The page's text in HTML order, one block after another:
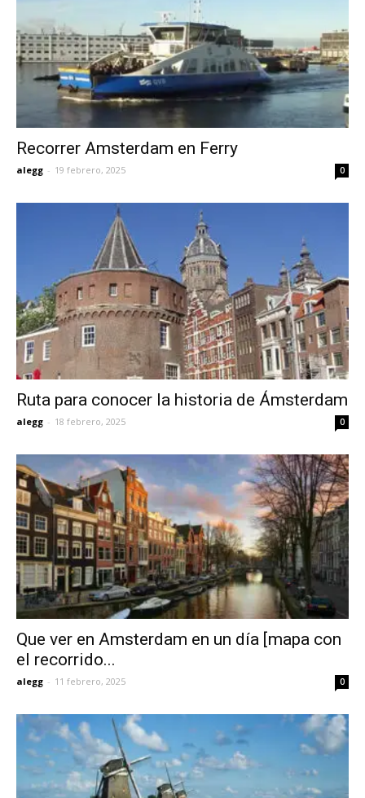
Recorrer Amsterdam en Ferry
alegg - 19 febrero, 2025 0
Ruta para conocer la historia de Ámsterdam
alegg - 18 febrero, 2025 0
Que ver en Amsterdam en un día [mapa con
el recorrido...
alegg - 11 febrero, 2025 0